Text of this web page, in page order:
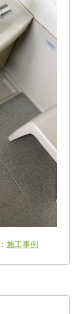
施工事例